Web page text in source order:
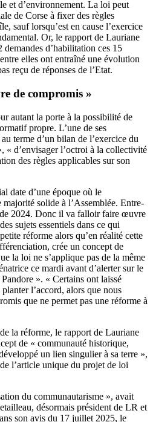
et d’environnement. La loi peut
de Corse à fixer des règles
sauf lorsqu’est en cause l’exercice
Or, le rapport de Lauriane
demandes d’habilitation ces 15
elles ont entraîné une évolution
reçu de réponses de l’Etat.
de compromis »
autant la porte à la possibilité de
propre. L’une de ses
terme d’un bilan de l’exercice du
« d’envisager l’octroi à la collectivité
des règles applicables sur son
date d’une époque où le
majorité solide à l’Assemblée. Entre-
2024. Donc il va falloir faire œuvre
sujets essentiels dans ce qui
réforme alors qu’en réalité cette
crée un concept de
la loi ne s’applique pas de la même
ce mardi avant d’alerter sur le
». « Certains ont laissé
l’accord, alors que nous
que ne permet pas une réforme à
la réforme, le rapport de Lauriane
de « communauté historique,
un lien singulier à sa terre »,
l’article unique du projet de loi
du communautarisme », avait
désormais président de LR et
son avis du 17 juillet 2025, le